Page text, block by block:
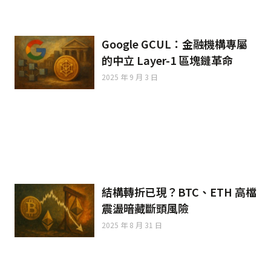
Google GCUL：金融機構專屬
的中立 Layer-1 區塊鏈革命
2025 年 9 月 3 日
結構轉折已現？BTC、ETH 高檔
震盪暗藏斷頭風險
2025 年 8 月 31 日